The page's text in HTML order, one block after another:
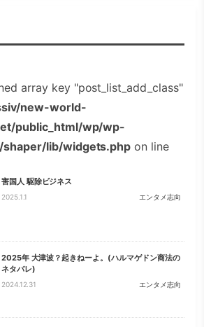
array key "post_list_add_class"
new-world-
public_html/wp/wp-
lib/widgets.php on line
害国人 駆除ビジネス
2025.1.1 エンタメ志向
2025年 大津波？起きねーよ。(ハルマゲドン商法の
ネタバレ)
2024.12.31 エンタメ志向